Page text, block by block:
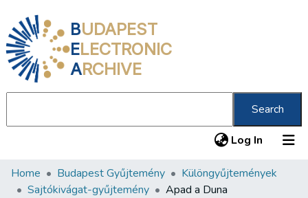
BUDAPEST
ELECTRONIC
ARCHIVE
Search
Log In (current)
Communities & Collections
Home Budapest Gyűjtemény
Különgyűjtemények
Sajtókivágat-gyűjtemény
Apad a Duna